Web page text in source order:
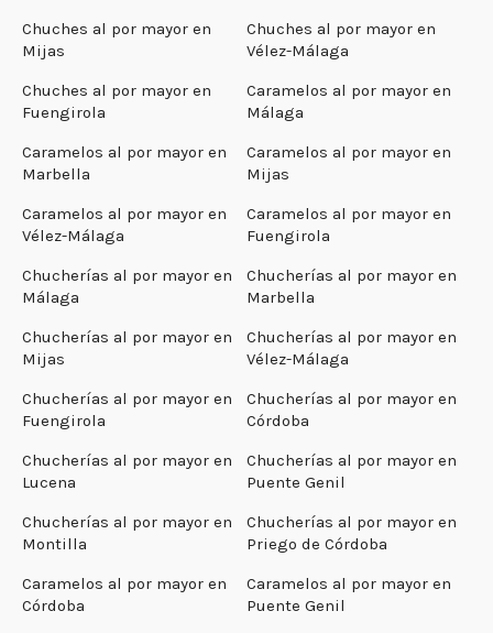
Chuches al por mayor en
Mijas
Chuches al por mayor en
Vélez-Málaga
Chuches al por mayor en
Fuengirola
Caramelos al por mayor en
Málaga
Caramelos al por mayor en
Marbella
Caramelos al por mayor en
Mijas
Caramelos al por mayor en
Vélez-Málaga
Caramelos al por mayor en
Fuengirola
Chucherías al por mayor en
Málaga
Chucherías al por mayor en
Marbella
Chucherías al por mayor en
Mijas
Chucherías al por mayor en
Vélez-Málaga
Chucherías al por mayor en
Fuengirola
Chucherías al por mayor en
Córdoba
Chucherías al por mayor en
Lucena
Chucherías al por mayor en
Puente Genil
Chucherías al por mayor en
Montilla
Chucherías al por mayor en
Priego de Córdoba
Caramelos al por mayor en
Córdoba
Caramelos al por mayor en
Puente Genil